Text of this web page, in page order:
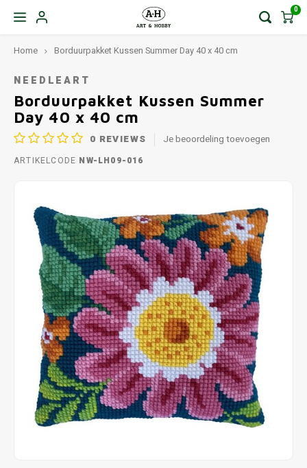
0
Home Borduurpakket Kussen Summer Day 40 x 40 cm
NEEDLEART
Borduurpakket Kussen Summer
Day 40 x 40 cm
0 REVIEWS Je beoordeling toevoegen
ARTIKELCODE NW-LH09-016